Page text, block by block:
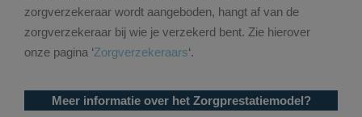
zorgverzekeraar wordt aangeboden, hangt af van de
zorgverzekeraar bij wie je verzekerd bent. Zie hierover
onze pagina ‘Zorgverzekeraars‘.
Meer informatie over het Zorgprestatiemodel?